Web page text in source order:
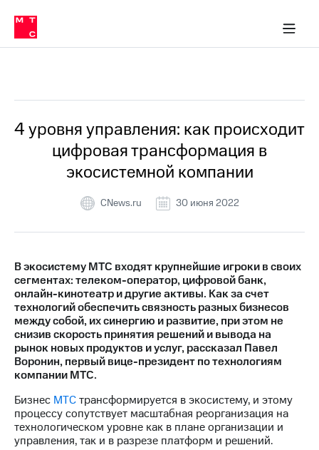
Медиа-центр
и акционерам
Устойчивое развитие
Комплаенс и деловая этика
компании
Карьера
История
компании
Руководство
региона
информация
Контакты
Медиа-центр
Пресс-
релизы
МТС
о технологиях
Достижения
Интервью
Финансовая
в МТС
Пресс-
релизы
МТС
о технологиях
4 уровня управления: как происходит
цифровая трансформация в
экосистемной компании
CNews.ru 30 июня 2022
В экосистему МТС входят крупнейшие игроки в своих
сегментах: телеком-оператор, цифровой банк,
онлайн-кинотеатр и другие активы. Как за счет
технологий обеспечить связность разных бизнесов
между собой, их синергию и развитие, при этом не
снизив скорость принятия решений и вывода на
рынок новых продуктов и услуг, рассказал Павел
Воронин, первый вице-президент по технологиям
компании МТС.
Бизнес МТСтрансформируется в экосистему, и этому
процессу сопутствует масштабная реорганизация на
технологическом уровне как в плане организации и
управления, так и в разрезе платформ и решений.